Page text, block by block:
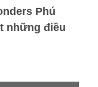
Phú
những điều